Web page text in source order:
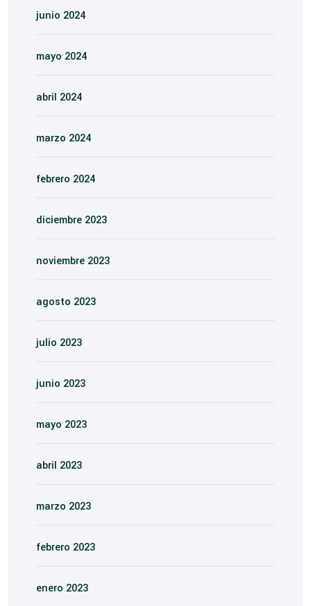
junio 2024
mayo 2024
abril 2024
marzo 2024
febrero 2024
diciembre 2023
noviembre 2023
agosto 2023
julio 2023
junio 2023
mayo 2023
abril 2023
marzo 2023
febrero 2023
enero 2023